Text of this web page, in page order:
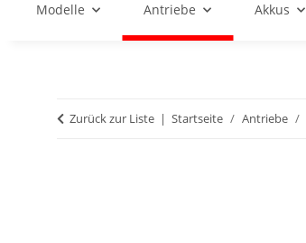
Modelle Antriebe Akkus
Zurück zur Liste Startseite Antriebe